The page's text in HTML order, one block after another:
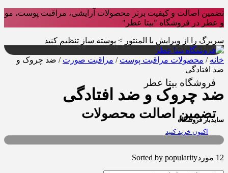
تضمین اصالت و کیفیت برتر محصولات آرایشی، مراقبت پوست، مو
و عطر در فروشگاه "بیتا عطر"
سربرگ را از ویرایش با المنتور > پوسته ساز تنظیم کنید
خانه / محصولات مراقبت پوست / مراقبت صورت / ضد چروک و
ضد افتادگی
ضد چروک و ضد افتادگی
سایدبار فروشگاه
فروشگاه بیتا عطر
تضمین اصالت محصولات
اکنون خرید کنید
12 مورد Sorted by popularity